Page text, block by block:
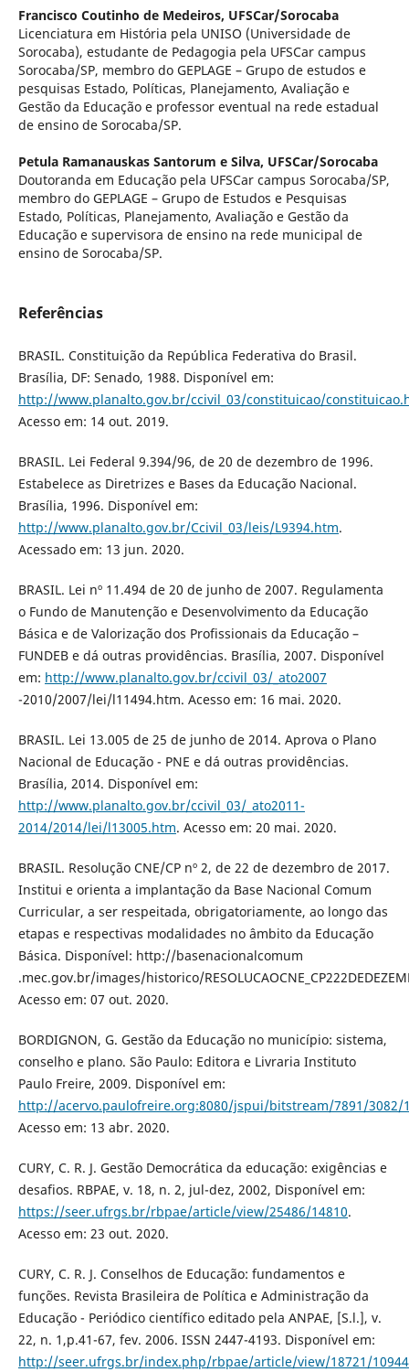
Francisco Coutinho de Medeiros, UFSCar/Sorocaba
Licenciatura em História pela UNISO (Universidade de
Sorocaba), estudante de Pedagogia pela UFSCar campus
Sorocaba/SP, membro do GEPLAGE – Grupo de estudos e
pesquisas Estado, Políticas, Planejamento, Avaliação e
Gestão da Educação e professor eventual na rede estadual
de ensino de Sorocaba/SP.
Petula Ramanauskas Santorum e Silva, UFSCar/Sorocaba
Doutoranda em Educação pela UFSCar campus Sorocaba/SP,
membro do GEPLAGE – Grupo de Estudos e Pesquisas
Estado, Políticas, Planejamento, Avaliação e Gestão da
Educação e supervisora de ensino na rede municipal de
ensino de Sorocaba/SP.
Referências
BRASIL. Constituição da República Federativa do Brasil.
Brasília, DF: Senado, 1988. Disponível em:
http://www.planalto.gov.br/ccivil_03/constituicao/
Acesso em: 14 out. 2019.
BRASIL. Lei Federal 9.394/96, de 20 de dezembro de 1996.
Estabelece as Diretrizes e Bases da Educação Nacional.
Brasília, 1996. Disponível em:
http://www.planalto.gov.br/Ccivil_03/leis/L9394.htm.
Acessado em: 13 jun. 2020.
BRASIL. Lei nº 11.494 de 20 de junho de 2007. Regulamenta
o Fundo de Manutenção e Desenvolvimento da Educação
Básica e de Valorização dos Profissionais da Educação –
FUNDEB e dá outras providências. Brasília, 2007. Disponível
em: http://www.planalto.gov.br/ccivil_03/_ato2007
-2010/2007/lei/l11494.htm. Acesso em: 16 mai. 2020.
BRASIL. Lei 13.005 de 25 de junho de 2014. Aprova o Plano
Nacional de Educação - PNE e dá outras providências.
Brasília, 2014. Disponível em:
http://www.planalto.gov.br/ccivil_03/_ato2011-
2014/2014/lei/l13005.htm. Acesso em: 20 mai. 2020.
BRASIL. Resolução CNE/CP nº 2, de 22 de dezembro de 2017.
Institui e orienta a implantação da Base Nacional Comum
Curricular, a ser respeitada, obrigatoriamente, ao longo das
etapas e respectivas modalidades no âmbito da Educação
Básica. Disponível: http://basenacionalcomum
.mec.gov.br/images/historico/
Acesso em: 07 out. 2020.
BORDIGNON, G. Gestão da Educação no município: sistema,
conselho e plano. São Paulo: Editora e Livraria Instituto
Paulo Freire, 2009. Disponível em:
http://acervo.paulofreire.org:8080/jspui/bitstream/7891/3082/1/
Acesso em: 13 abr. 2020.
CURY, C. R. J. Gestão Democrática da educação: exigências e
desafios. RBPAE, v. 18, n. 2, jul-dez, 2002, Disponível em:
https://seer.ufrgs.br/rbpae/article/view/25486/14810.
Acesso em: 23 out. 2020.
CURY, C. R. J. Conselhos de Educação: fundamentos e
funções. Revista Brasileira de Política e Administração da
Educação - Periódico científico editado pela ANPAE, [S.l.], v.
22, n. 1,p.41-67, fev. 2006. ISSN 2447-4193. Disponível em:
http://seer.ufrgs.br/index.php/rbpae/article/view/18721/10944